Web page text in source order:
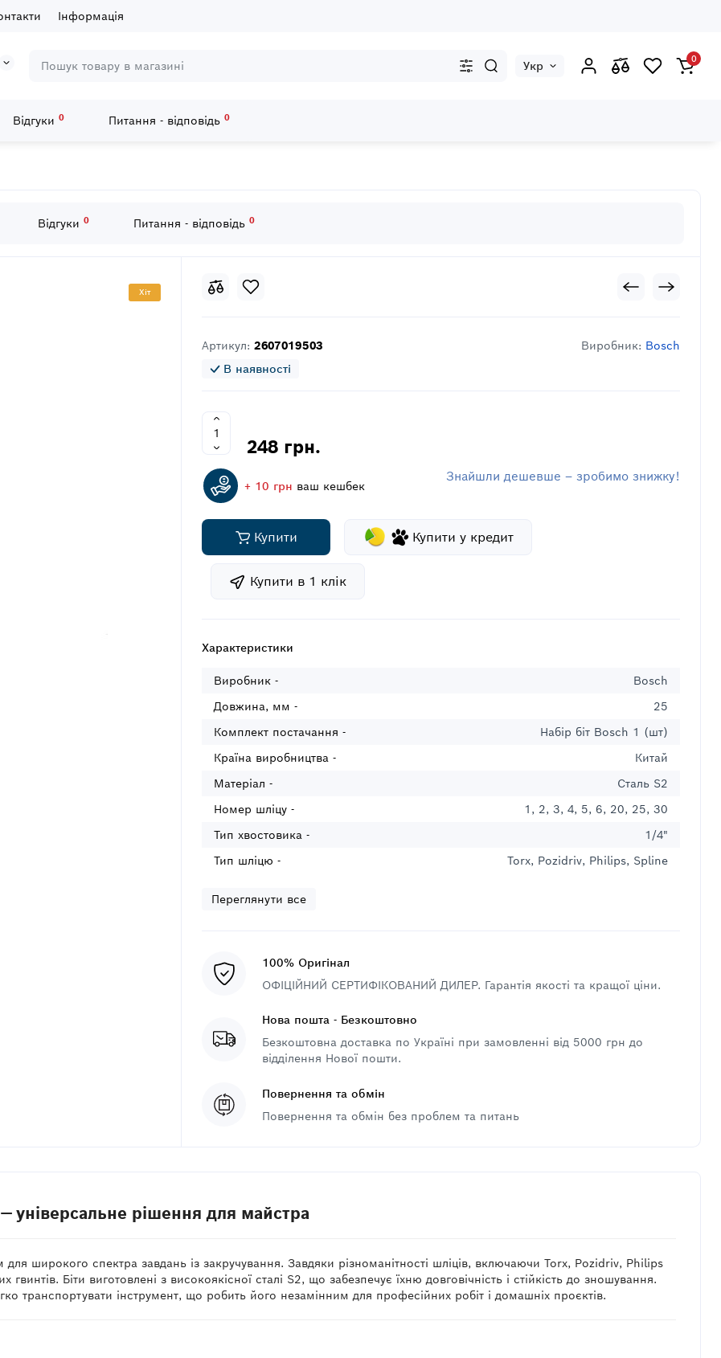
Інформація
Укр 0
Відгуки 0 Питання - відповідь 0
25 шт
Відгуки 0 Питання - відповідь 0
Хiт
Артикул: 2607019503 Виробник: Bosch
В наявності
248 грн.
+ 10 грн ваш кешбек
Знайшли дешевше – зробимо знижку!
Купити Купити у кредит
Купити в 1 клiк
Характеристики
Виробник -
Bosch
Довжина, мм -
25
Комплект постачання -
Набір біт Bosch 1 (шт)
Країна виробництва -
Китай
Матеріал -
Сталь S2
Номер шліцу -
1, 2, 3, 4, 5, 6, 20, 25, 30
Тип хвостовика -
1/4"
Тип шліцю -
Torx, Pozidriv, Philips, Spline
Переглянути все
100% Оригінал
ОФІЦІЙНИЙ СЕРТИФІКОВАНИЙ ДИЛЕР. Гарантія якості та кращої ціни.
Нова пошта - Безкоштовно
Безкоштовна доставка по Україні при замовленні від 5000 грн до
відділення Нової пошти.
Повернення та обмін
Повернення та обмін без проблем та питань
універсальне рішення для майстра
широкого спектра завдань із закручування. Завдяки різноманітності шліців, включаючи Torx, Pozidriv, Philips
Біти виготовлені з високоякісної сталі S2, що забезпечує їхню довговічність і стійкість до зношування.
транспортувати інструмент, що робить його незамінним для професійних робіт і домашніх проєктів.